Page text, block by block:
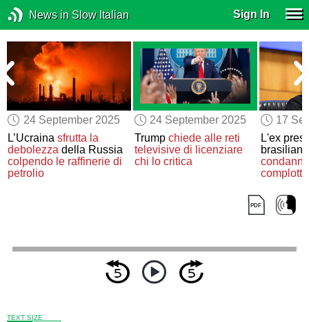
News in Slow Italian Sign In
24 September 2025
L’Ucrainasfrutta la
debolezza della Russia
colpendo le raffinerie di
petrolio
24 September 2025
Trump chiede alle reti
televisive di licenziare
chi lo critica
17
L'ex
TEXT SIZE